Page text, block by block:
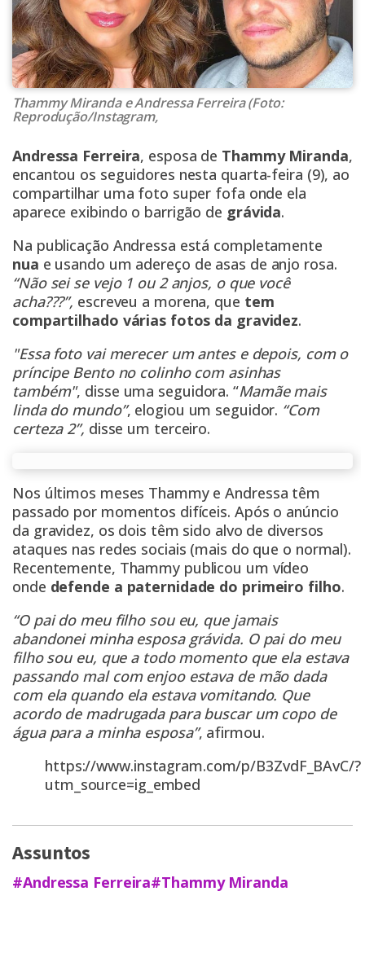
Thammy Miranda e Andressa Ferreira (Foto:
Reprodução/Instagram,
Andressa Ferreira, esposa de Thammy Miranda,
encantou os seguidores nesta quarta-feira (9), ao
compartilhar uma foto super fofa onde ela
aparece exibindo o barrigão de grávida.
Na publicação Andressa está completamente
nua e usando um adereço de asas de anjo rosa.
“Não sei se vejo 1 ou 2 anjos, o que você
acha???”, escreveu a morena, que tem
compartilhado várias fotos da gravidez.
"Essa foto vai merecer um antes e depois, com o
príncipe Bento no colinho com asinhas
também", disse uma seguidora. “Mamãe mais
linda do mundo”, elogiou um seguidor. “Com
certeza 2”, disse um terceiro.
Nos últimos meses Thammy e Andressa têm
passado por momentos difíceis. Após o anúncio
da gravidez, os dois têm sido alvo de diversos
ataques nas redes sociais (mais do que o normal).
Recentemente, Thammy publicou um vídeo
onde defende a paternidade do primeiro filho.
“O pai do meu filho sou eu, que jamais
abandonei minha esposa grávida. O pai do meu
filho sou eu, que a todo momento que ela estava
passando mal com enjoo estava de mão dada
com ela quando ela estava vomitando. Que
acordo de madrugada para buscar um copo de
água para a minha esposa”, afirmou.
https://www.instagram.com/p/B3ZvdF_BAvC/?
utm_source=ig_embed
Assuntos
#Andressa Ferreira#Thammy Miranda